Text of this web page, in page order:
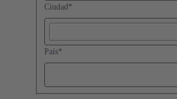
Ciudad *
País*